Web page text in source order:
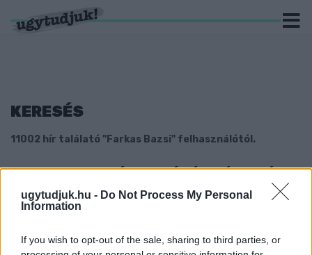
ugytudjuk.hu - Do Not Process My Personal
Information
If you wish to opt-out of the sale, sharing to third parties, or
KERESÉS
11002 hír találató "Farkas Bazsi" felhasználótól.
FERENCZ CSABA ÚJABB KÉT ÉVRE ÍRT ALÁ AZ
EGIS KÖRMENDHEZ
2020. Április. 02. 08:48
VIDEÓ - A SZOMBATHELYI VÁROSHÁZA